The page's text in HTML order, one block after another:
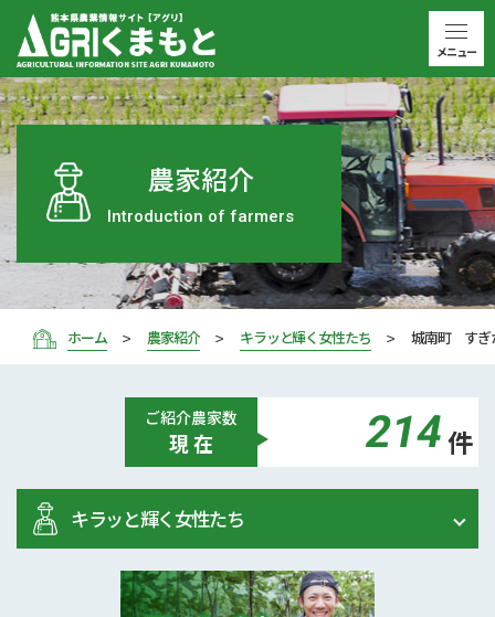
農家紹介
Introduction of farmers
ホーム 農家紹介 キラッと輝く女性たち 城南町 すぎ
ご紹介農家数
現 在 214件
キラッと輝く女性たち
2025年2月
メニュー